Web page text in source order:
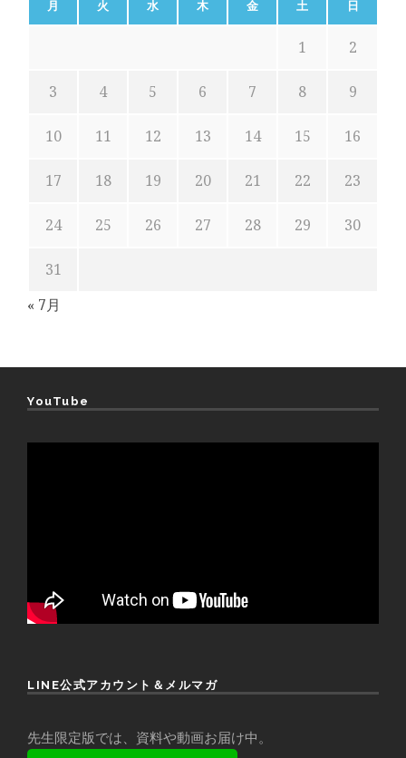
月 火 水 木 金 土 日
1 2
3 4 5 6 7 8 9
10 11 12 13 14 15 16
17 18 19 20 21 22 23
24 25 26 27 28 29 30
31
« 7月
YouTube
LINE公式アカウント＆メルマガ
先生限定版では、資料や動画お届け中。